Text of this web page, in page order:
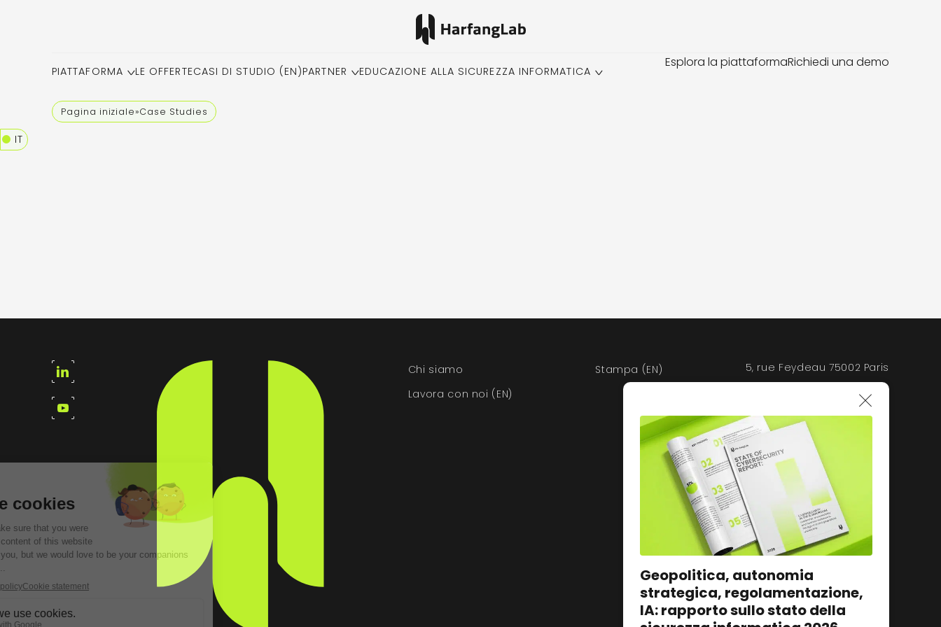
PIATTAFORMA LE OFFERTECASI DI STUDIO (EN)PARTNER EDUCAZIONE ALLA SICUREZZA INFORMATICA
Esplora la piattaformaRichiedi una demo
IT
Geopolitica, autonomia
strategica, regolamentazione,
IA: rapporto sullo stato della
Pagina iniziale»Case Studies
Chi siamo
Lavora con noi (EN)
Stampa (EN) 5, rue Feydeau 75002 Paris